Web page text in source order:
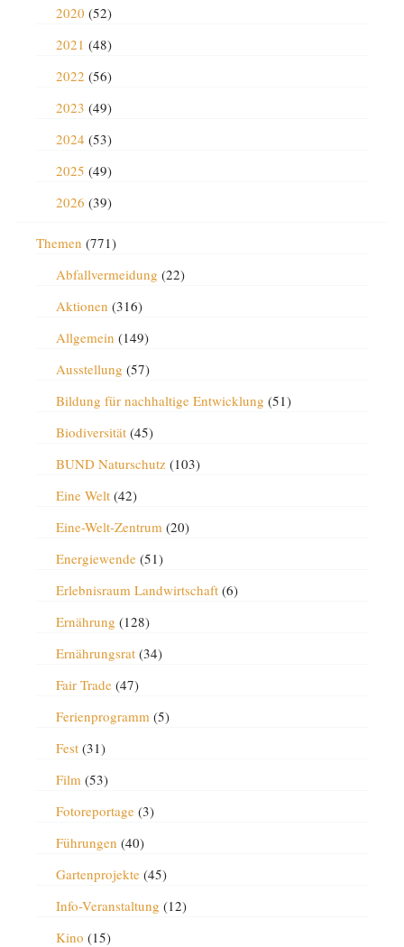
2020 (52)
2021 (48)
2022 (56)
2023 (49)
2024 (53)
2025 (49)
2026 (39)
Themen (771)
Abfallvermeidung (22)
Aktionen (316)
Allgemein (149)
Ausstellung (57)
Bildung für nachhaltige Entwicklung (51)
Biodiversität(45)
BUND Naturschutz(103)
Eine Welt(42)
Eine-Welt-Zentrum(20)
Energiewende(51)
Erlebnisraum Landwirtschaft(6)
Ernährung (128)
Ernährungsrat(34)
Fair Trade(47)
Ferienprogramm(5)
Fest(31)
Film(53)
Fotoreportage(3)
Führungen (40)
Gartenprojekte(45)
Info-Veranstaltung (12)
Kino (15)